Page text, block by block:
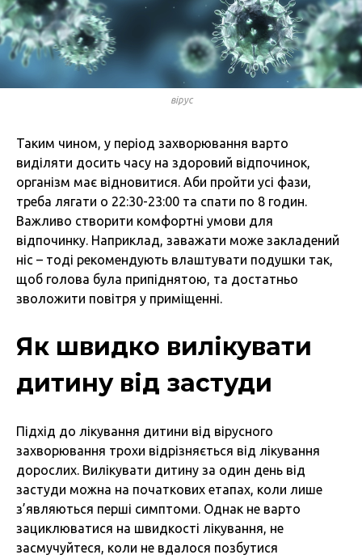
вірус
Таким чином, у період захворювання варто
виділяти досить часу на здоровий відпочинок,
організм має відновитися. Аби пройти усі фази,
треба лягати о 22:30-23:00 та спати по 8 годин.
Важливо створити комфортні умови для
відпочинку. Наприклад, заважати може закладений
ніс – тоді рекомендують влаштувати подушки так,
щоб голова була припіднятою, та достатньо
зволожити повітря у приміщенні.
Як швидко вилікувати
дитину від застуди
Підхід до лікування дитини від вірусного
захворювання трохи відрізняється від лікування
дорослих. Вилікувати дитину за один день від
застуди можна на початкових етапах, коли лише
з’являються перші симптоми. Однак не варто
зациклюватися на швидкості лікування, не
засмучуйтеся, коли не вдалося позбутися